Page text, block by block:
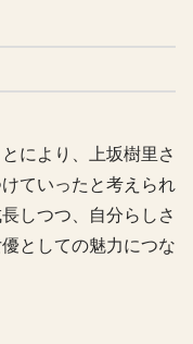
により、上坂樹里さ
ていったと考えられ
しつつ、自分らしさ
としての魅力につな